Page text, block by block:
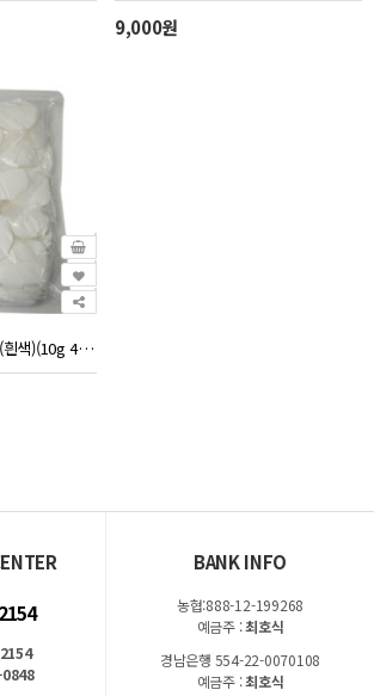
9,000원
단체수업용 웰토클레이 (흰색)(10g 40개)
BANK INFO
농협:888-12-199268
예금주 :최호식
경남은행 554-22-0070108
예금주 :최호식